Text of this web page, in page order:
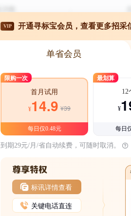
VIP 开通寻标宝会员，查看更多招采
单省会员
限购一次
首月试用
¥14.9 ¥39
每日仅0.48元
最划算
12
¥
每日
到期29元/月/省自动续费，可随时取消。
标讯详情查看
关键电话直连